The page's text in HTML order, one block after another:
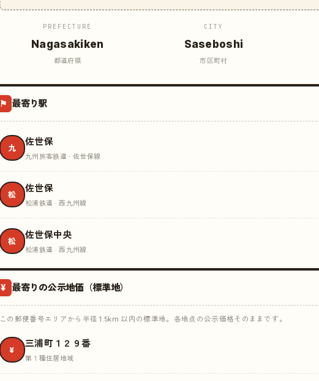
PREFECTURE
Nagasakiken
都道府県
CITY
Saseboshi
市区町村
⚑ 最寄り駅
九
佐世保
九州旅客鉄道 · 佐世保線
松
佐世保
松浦鉄道 · 西九州線
松
佐世保中央
松浦鉄道 · 西九州線
¥ 最寄りの公示地価（標準地）
この郵便番号エリアから半径 1.5km 以内の標準地。各地点の公示価格そのままです。
¥
三浦町１２９番
第１種住居地域